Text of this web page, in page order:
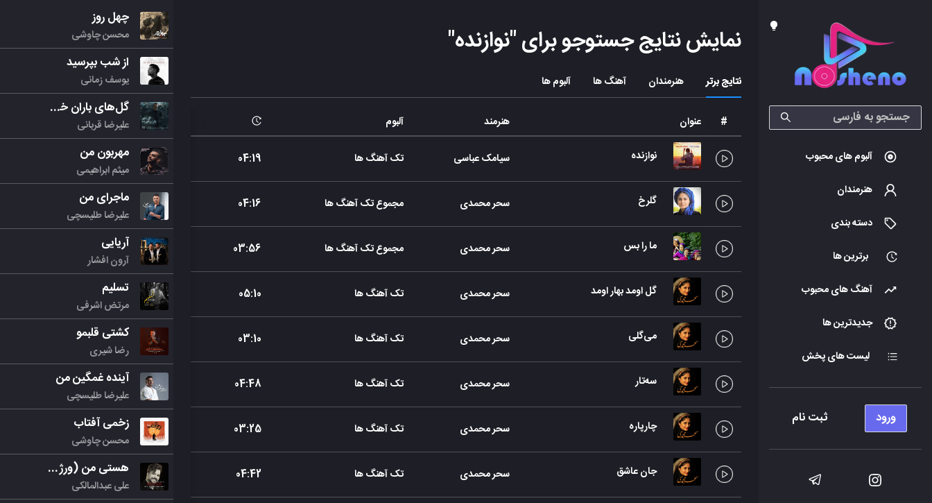
آلبوم های محبوب
هنرمندان
دسته بندی
برترین ها
آهنگ های محبوب
جدیدترین ها
لیست های پخش
ورود ثبت نام
نمایش نتایج جستوجو برای "نوازنده"
نتایج برتر هنرمندان آهنگ ها آلبوم ها
# عنوان هنرمند آلبوم
نوازنده سیامک عباسی تک آهنگ ها 04:19
گلرخ سحر محمدی مجموع تک آهنگ ها 04:16
ما را بس سحر محمدی مجموع تک آهنگ ها 03:56
گل اومد بهار اومد سحر محمدی تک آهنگ ها 05:10
می‌گلی سحر محمدی تک آهنگ ها 03:10
سه‌تار سحر محمدی تک آهنگ ها 04:48
چارپاره سحر محمدی تک آهنگ ها 03:25
جان عاشق سحر محمدی تک آهنگ ها 04:42
چهل روز
محسن چاوشی
از شب بپرسید
یوسف زمانی
گل‌های باران خورده
علیرضا قربانی
مهربون من
میثم ابراهیمی
ماجرای من
علیرضا طلیسچی
آریایی
آرون افشار
تسلیم
مرتض اشرفی
کشتی قلبمو
رضا شیری
آینده غمگین من
علیرضا طلیسچی
زخمی آفتاب
محسن چاوشی
هستی من (ورژن جدید)
علی عبدالمالکی